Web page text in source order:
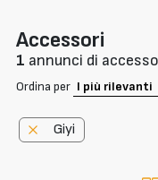
Accessori
1 annunci di
Ordina per
Giyi